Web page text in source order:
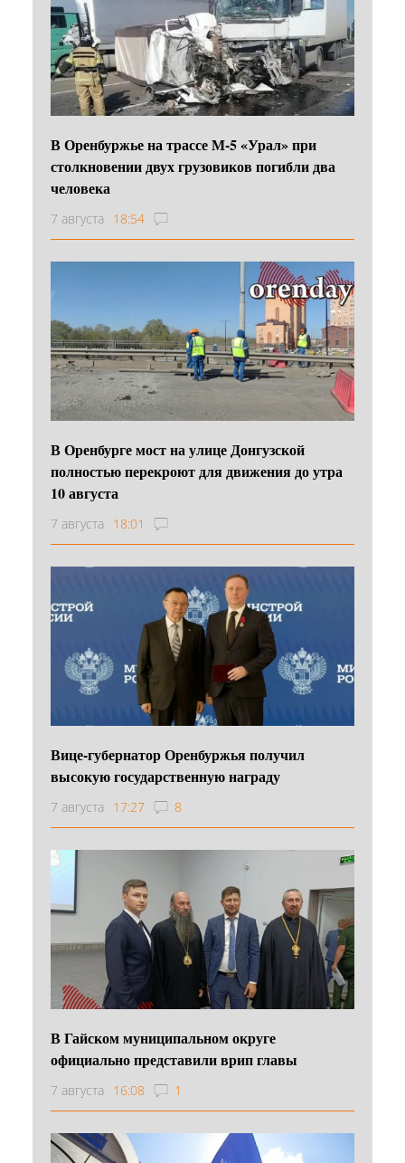
В Оренбуржье на трассе М-5 «Урал» при
столкновении двух грузовиков погибли два
человека
7 августа 18:54
В Оренбурге мост на улице Донгузской
полностью перекроют для движения до утра
10 августа
7 августа 18:01
Вице-губернатор Оренбуржья получил
высокую государственную награду
7 августа 17:27 8
В Гайском муниципальном округе
официально представили врип главы
7 августа 16:08 1